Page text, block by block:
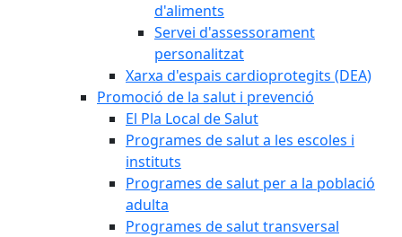
d'aliments
Servei d'assessorament
personalitzat
Xarxa d'espais cardioprotegits (DEA)
Promoció de la salut i prevenció
El Pla Local de Salut
Programes de salut a les escoles i
instituts
Programes de salut per a la població
adulta
Programes de salut transversal